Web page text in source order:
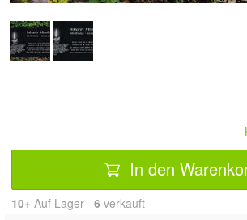
In den
10+ Auf Lager 6 verkauft